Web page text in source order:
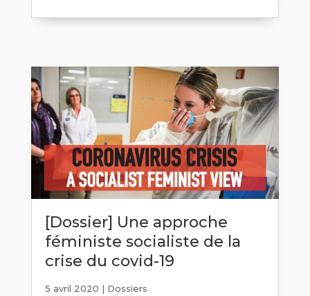
[Dossier] Une approche
féministe socialiste de la
crise du covid-19
5 avril 2020 | Dossiers